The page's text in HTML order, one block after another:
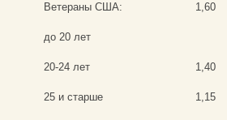
Ветераны США:
до 20 лет
1,60
20-24 лет 1,40
25 и старше 1,15